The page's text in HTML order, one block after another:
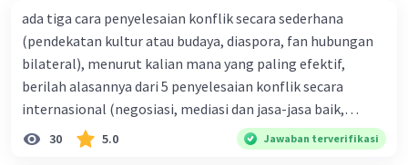
kelompok memiliki tradisi, budaya, bahasa,
dan kebiasaan yang unik, yang jika
disatukan dapat memperkaya kehidupan
masyarakat secara keseluruhan.
Mengajarkan Toleransi dan Penghargaan:
ada tiga cara penyelesaian konflik secara sederhana
(pendekatan kultur atau budaya, diaspora, fan hubungan
bilateral), menurut kalian mana yang paling efektif,
berilah alasannya dari 5 penyelesaian konflik secara
internasional (negosiasi, mediasi dan jasa-jasa baik,
konsiliasi, penyelidikan, dan penyelesaian di bawah
naungan organisasi PBB), menurut kalian mana yang
30 5.0 Jawaban terverifikasi